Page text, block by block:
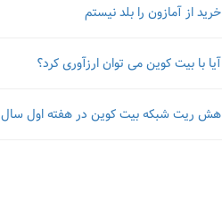
خرید از آمازون را بلد نیستم
آیا با بیت کوین می توان ارزآوری کرد؟
هش ریت شبکه بیت کوین در هفته اول سال 2020 رکورد زد